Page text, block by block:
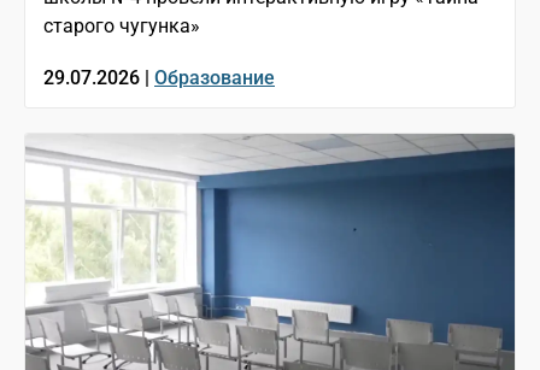
старого чугунка»
29.07.2026 | Образование